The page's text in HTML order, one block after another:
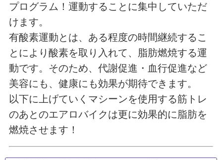
プログラム！運動することに集中していただ
けます。
有酸素運動とは、ある程度の時間継続するこ
とにより酸素を取り入れて、脂肪燃焼する運
動です。そのため、代謝促進・血行促進など
美容にも、健康にも効果が期待できます。
以下に上げていくマシーンを使用する筋トレ
のあとのエアロバイクは更に効果的に脂肪を
燃焼させます！